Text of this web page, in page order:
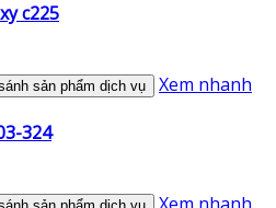
c225
sản phẩm dịch vụ Xem nhanh
324